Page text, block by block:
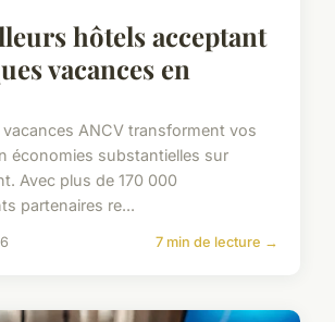
hôtels acceptant
vacances en
ANCV transforment vos
économies substantielles sur
Avec plus de 170 000
partenaires re...
7 min de lecture →